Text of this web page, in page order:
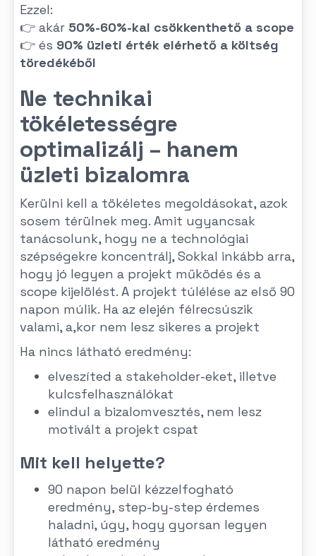
Ezzel:
👉 akár 50%-60%-kal csökkenthető a scope
👉 és 90% üzleti érték elérhető a költség
töredékéből
Ne technikai
tökéletességre
optimalizálj – hanem
üzleti bizalomra
Kerülni kell a tökéletes megoldásokat, azok
sosem térülnek meg. Amit ugyancsak
tanácsolunk, hogy ne a technológiai
szépségekre koncentrálj, Sokkal inkább arra,
hogy jó legyen a projekt működés és a
scope kijelölést. A projekt túlélése az első 90
napon múlik. Ha az elején félrecsúszik
valami, a,kor nem lesz sikeres a projekt
Ha nincs látható eredmény:
elveszíted a stakeholder-eket, illetve
kulcsfelhasználókat
elindul a bizalomvesztés, nem lesz
motivált a projekt cspat
Mit kell helyette?
90 napon belül kézzelfogható
eredmény, step-by-step érdemes
haladni, úgy, hogy gyorsan legyen
látható eredmény